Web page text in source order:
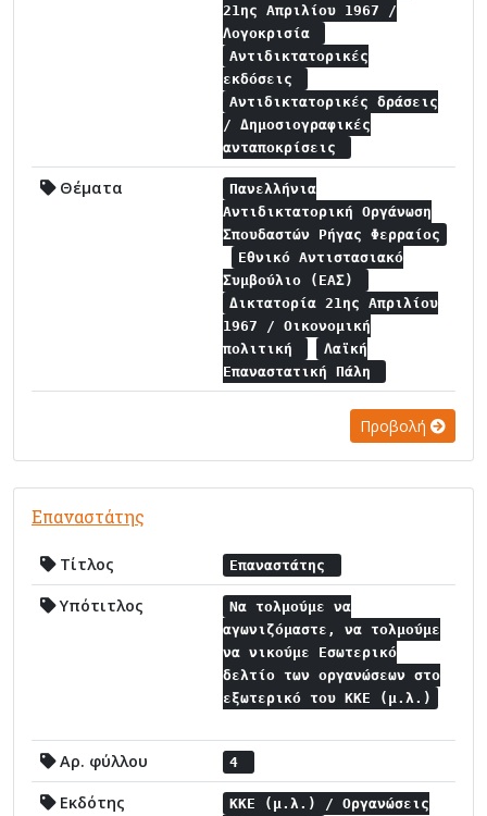
21ης Απριλίου 1967 /
Λογοκρισία
Αντιδικτατορικές
εκδόσεις
Αντιδικτατορικές δράσεις
/ Δημοσιογραφικές
ανταποκρίσεις
Θέματα
Πανελλήνια
Αντιδικτατορική Οργάνωση
Σπουδαστών Ρήγας Φερραίος
Εθνικό Αντιστασιακό
Συμβούλιο (ΕΑΣ)
Δικτατορία 21ης Απριλίου
1967 / Οικονομική
πολιτική
Λαϊκή
Επαναστατική Πάλη
Προβολή
Επαναστάτης
Τίτλος Επαναστάτης
Υπότιτλος
Να τολμούμε να
αγωνιζόμαστε, να τολμούμε
να νικούμε Εσωτερικό
δελτίο των οργανώσεων στο
εξωτερικό του ΚΚΕ (μ.λ.)
Αρ. φύλλου 4
Εκδότης
ΚΚΕ (μ.λ.) / Οργανώσεις